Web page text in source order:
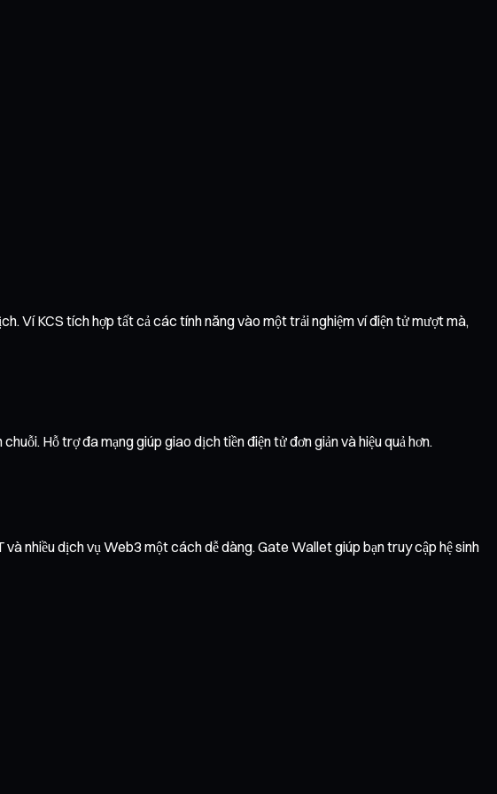
Ví KCS tích hợp tất cả các tính năng vào một trải nghiệm ví điện tử mượt mà,
Hỗ trợ đa mạng giúp giao dịch tiền điện tử đơn giản và hiệu quả hơn.
nhiều dịch vụ Web3 một cách dễ dàng. Gate Wallet giúp bạn truy cập hệ sinh